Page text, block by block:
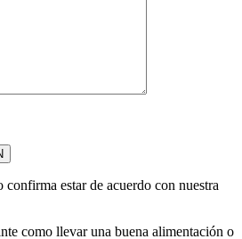
estar de acuerdo con nuestra
como llevar una buena alimentación o